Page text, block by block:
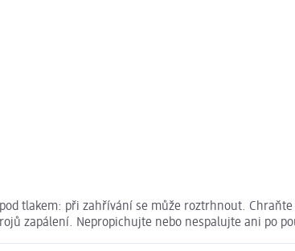
tlakem: při zahřívání se může roztrhnout.
zapálení. Nepropichujte nebo nespalujte ani po